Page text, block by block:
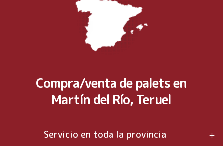
Compra/venta de palets en
Martín del Río, Teruel
Servicio en toda la provincia